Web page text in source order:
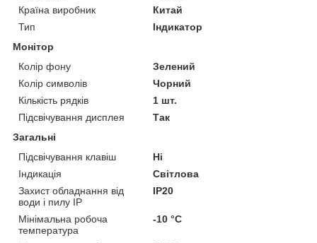
Країна виробник
Китай
Тип
Індикатор
Монітор
Колір фону
Зелений
Колір символів
Чорний
Кількість рядків
1 шт.
Підсвічування дисплея
Так
Загальні
Підсвічування клавіш
Ні
Індикація
Світлова
Захист обладнання від
води і пилу IP
IP20
Мінімальна робоча
температура
-10 °С